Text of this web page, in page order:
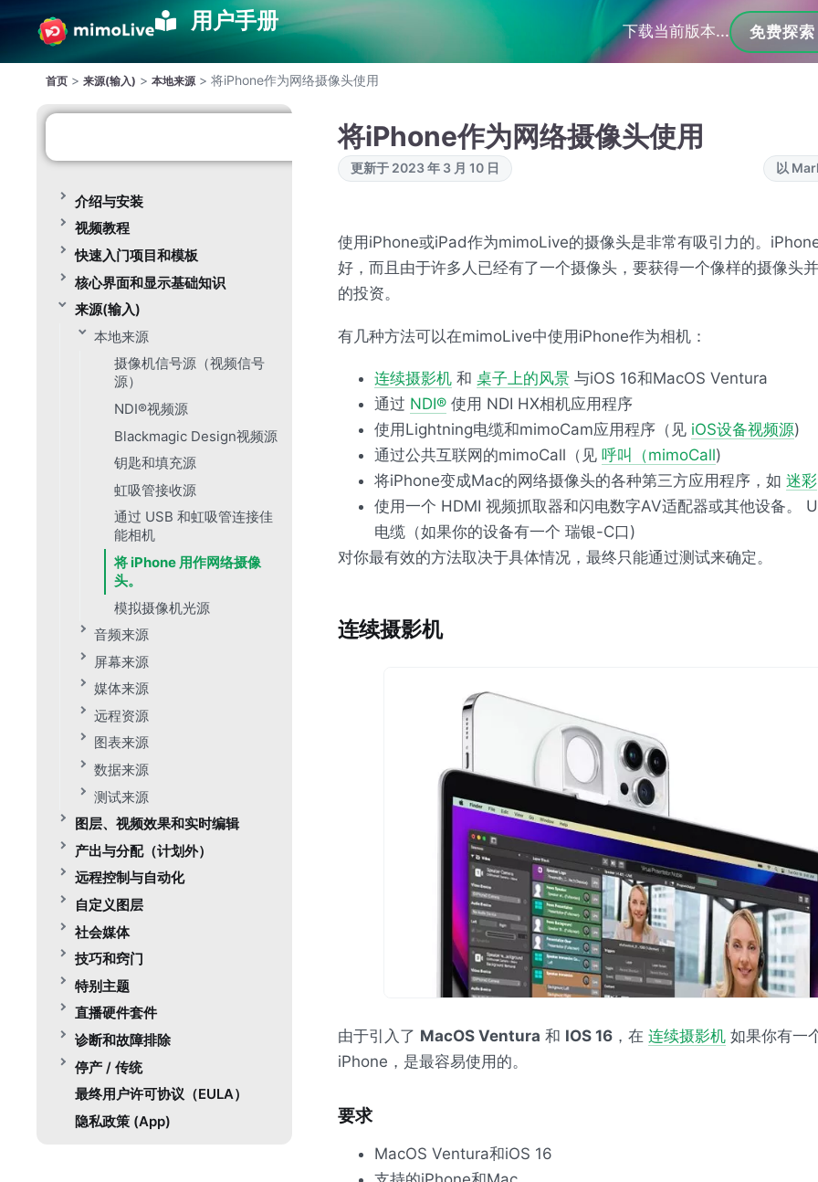
用户手册 下载当前版本... 免费探索
首页 > 来源(输入) > 本地来源 > 将iPhone作为网络摄像头使用
介绍与安装
视频教程
快速入门项目和模板
核心界面和显示基础知识
来源(输入)
本地来源
摄像机信号源（视频信号
源）
NDI®视频源
Blackmagic Design视频源
钥匙和填充源
虹吸管接收源
通过 USB 和虹吸管连接佳
能相机
将 iPhone 用作网络摄像
头。
模拟摄像机光源
音频来源
屏幕来源
媒体来源
远程资源
图表来源
数据来源
测试来源
图层、视频效果和实时编辑
产出与分配（计划外）
远程控制与自动化
自定义图层
社会媒体
技巧和窍门
特别主题
直播硬件套件
诊断和故障排除
停产 / 传统
最终用户许可协议（EULA）
隐私政策 (App)
将iPhone作为网络摄像头使用
更新于 2023 年 3 月 10 日 以
使用iPhone或iPad作为mimoLive的摄像头是非常有吸引力的。
好，而且由于许多人已经有了一个摄像头，要获得一个像样的摄像头
的投资。
有几种方法可以在mimoLive中使用iPhone作为相机：
连续摄影机 和 桌子上的风景 与iOS 16和MacOS Ventura
通过 NDI® 使用 NDI HX相机应用程序
使用Lightning电缆和mimoCam应用程序（见 iOS设备视频源)
通过公共互联网的mimoCall（见 呼叫（mimoCall)
将iPhone变成Mac的网络摄像头的各种第三方应用程序，如 迷彩
使用一个 HDMI 视频抓取器和闪电数字AV适配器或其他设备。
电缆（如果你的设备有一个 瑞银-C口)
对你最有效的方法取决于具体情况，最终只能通过测试来确定。
连续摄影机
由于引入了 MacOS Ventura 和 IOS 16 ，在 连续摄影机 如果你有一
iPhone，是最容易使用的。
要求
MacOS Ventura和iOS 16